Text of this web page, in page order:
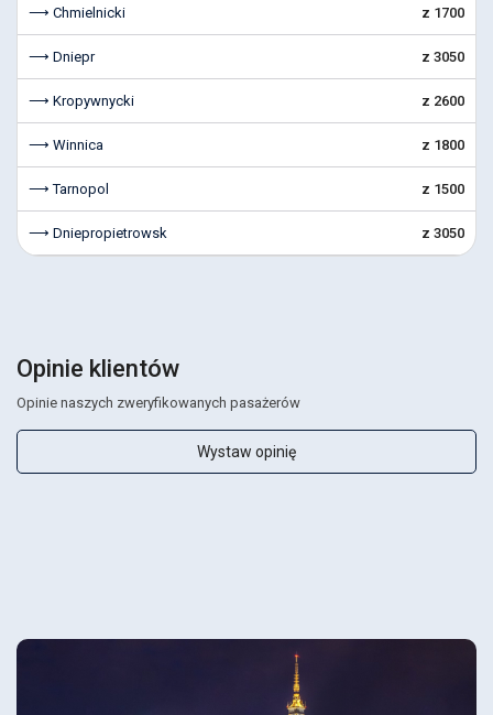
⟶ Chmielnicki z 1700
⟶ Dniepr z 3050
⟶ Kropywnycki z 2600
⟶ Winnica z 1800
⟶ Tarnopol z 1500
⟶ Dniepropietrowsk z 3050
Opinie klientów
Opinie naszych zweryfikowanych pasażerów
Wystaw opinię